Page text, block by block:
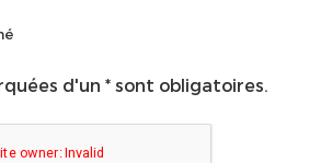
d'un * sont obligatoires.